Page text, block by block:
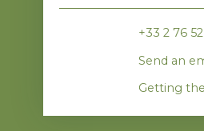
76520
+33 2 76
Send an
Getting